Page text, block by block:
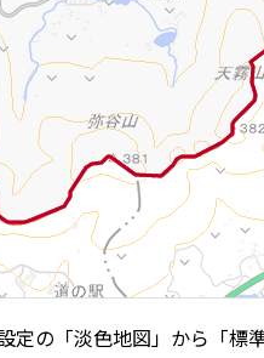
の「淡色地図」から「